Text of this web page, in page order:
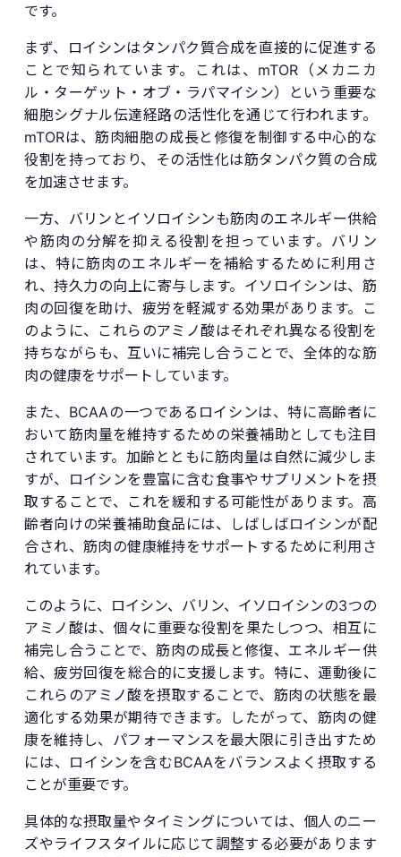
です。
まず、ロイシンはタンパク質合成を直接的に促進する
ことで知られています。これは、mTOR（メカニカ
ル・ターゲット・オブ・ラパマイシン）という重要な
細胞シグナル伝達経路の活性化を通じて行われます。
mTORは、筋肉細胞の成長と修復を制御する中心的な
役割を持っており、その活性化は筋タンパク質の合成
を加速させます。
一方、バリンとイソロイシンも筋肉のエネルギー供給
や筋肉の分解を抑える役割を担っています。バリン
は、特に筋肉のエネルギーを補給するために利用さ
れ、持久力の向上に寄与します。イソロイシンは、筋
肉の回復を助け、疲労を軽減する効果があります。こ
のように、これらのアミノ酸はそれぞれ異なる役割を
持ちながらも、互いに補完し合うことで、全体的な筋
肉の健康をサポートしています。
また、BCAAの一つであるロイシンは、特に高齢者に
おいて筋肉量を維持するための栄養補助としても注目
されています。加齢とともに筋肉量は自然に減少しま
すが、ロイシンを豊富に含む食事やサプリメントを摂
取することで、これを緩和する可能性があります。高
齢者向けの栄養補助食品には、しばしばロイシンが配
合され、筋肉の健康維持をサポートするために利用さ
れています。
このように、ロイシン、バリン、イソロイシンの3つの
アミノ酸は、個々に重要な役割を果たしつつ、相互に
補完し合うことで、筋肉の成長と修復、エネルギー供
給、疲労回復を総合的に支援します。特に、運動後に
これらのアミノ酸を摂取することで、筋肉の状態を最
適化する効果が期待できます。したがって、筋肉の健
康を維持し、パフォーマンスを最大限に引き出すため
には、ロイシンを含むBCAAをバランスよく摂取する
ことが重要です。
具体的な摂取量やタイミングについては、個人のニー
ズやライフスタイルに応じて調整する必要があります